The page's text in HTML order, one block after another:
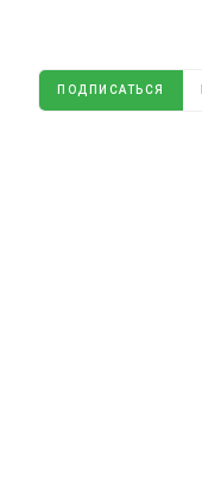
ПОДПИСАТЬСЯ